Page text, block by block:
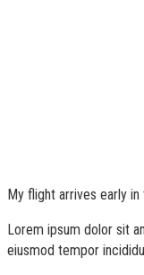
My flight arrives early
Lorem ipsum dolor sit
eiusmod tempor